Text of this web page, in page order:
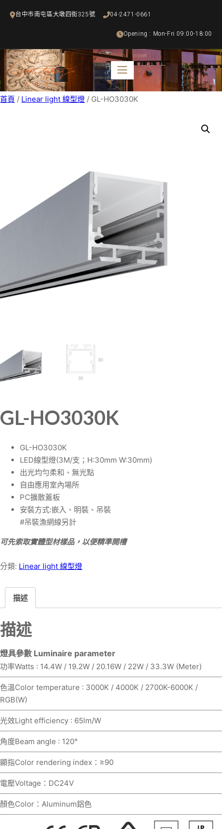
內
容
台中市南屯區大墩四街325號 04-2471-0661
Opening : Mon-Fri 09:00-18:00
首頁 / Linear light 線型燈 / GL-HO3030K
GL-HO3030K
GL-HO3030K
LED線型燈(3M/支；H:30mm W:30mm)
出光均勻柔和、無光點
自由應用室內場所
PC擴散蓋板
安裝方式:嵌入、明裝、吊裝
#吊裝漁網線另計
可先索取實體型材樣品，以便精準開槽
分類: Linear light 線型燈
描述
描述
燈具參數 Luminaire parameter
功率Watts : 14.4W / 19.2W / 20.16W / 22W / 33.3W (Meter)
色溫Color temperature : 3000K / 4000K / 2700K-6000K /
RGB(W)
光效Light efficiency : 65lm/W
角度Beam angle : 120°
顯指Color rendering index：≥90
電壓Voltage：DC24V
顏色Color：Aluminum鋁色